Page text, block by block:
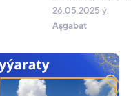
26.05.2025 ý.
Aşgabat